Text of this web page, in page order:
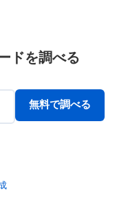
ドを調べる
無料で調べる